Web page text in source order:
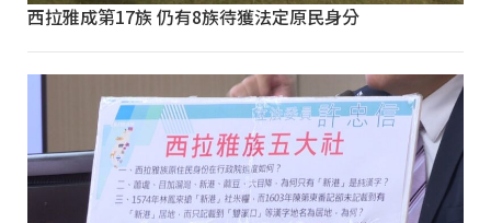
西拉雅成第17族 仍有8族待獲法定原民身分